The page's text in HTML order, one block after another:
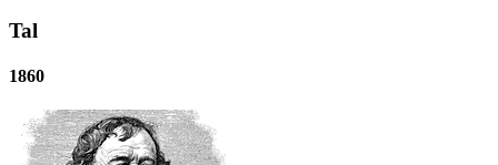
Tal
1860